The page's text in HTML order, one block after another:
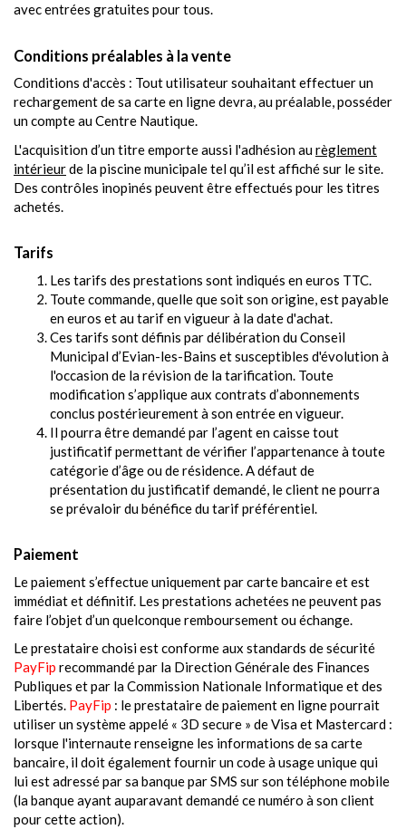
avec entrées gratuites pour tous.
Conditions préalables à la vente
Conditions d'accès : Tout utilisateur souhaitant effectuer un
rechargement de sa carte en ligne devra, au préalable, posséder
un compte au Centre Nautique.
L'acquisition d’un titre emporte aussi l'adhésion aurèglement
intérieurde la piscine municipale tel qu’il est affiché sur le site.
Des contrôles inopinés peuvent être effectués pour les titres
achetés.
Tarifs
Les tarifs des prestations sont indiqués en euros TTC.
Toute commande, quelle que soit son origine, est payable
en euros et au tarif en vigueur à la date d'achat.
Ces tarifs sont définis par délibération du Conseil
Municipal d’Evian-les-Bains et susceptibles d'évolution à
l'occasion de la révision de la tarification. Toute
modification s’applique aux contrats d’abonnements
conclus postérieurement à son entrée en vigueur.
Il pourra être demandé par l’agent en caisse tout
justificatif permettant de vérifier l’appartenance à toute
catégorie d’âge ou de résidence. A défaut de
présentation du justificatif demandé, le client ne pourra
se prévaloir du bénéfice du tarif préférentiel.
Paiement
Le paiement s’effectue uniquement par carte bancaire et est
immédiat et définitif. Les prestations achetées ne peuvent pas
faire l’objet d’un quelconque remboursement ou échange.
Le prestataire choisi est conforme aux standards de sécurité
PayFip recommandé par la Direction Générale des Finances
Publiques et par la Commission Nationale Informatique et des
Libertés. PayFip : le prestataire de paiement en ligne pourrait
utiliser un système appelé « 3D secure » de Visa et Mastercard :
lorsque l'internaute renseigne les informations de sa carte
bancaire, il doit également fournir un code à usage unique qui
lui est adressé par sa banque par SMS sur son téléphone mobile
(la banque ayant auparavant demandé ce numéro à son client
pour cette action).